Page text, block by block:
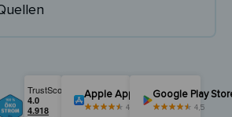
Apple App Store
4,5
Google Play
4,5